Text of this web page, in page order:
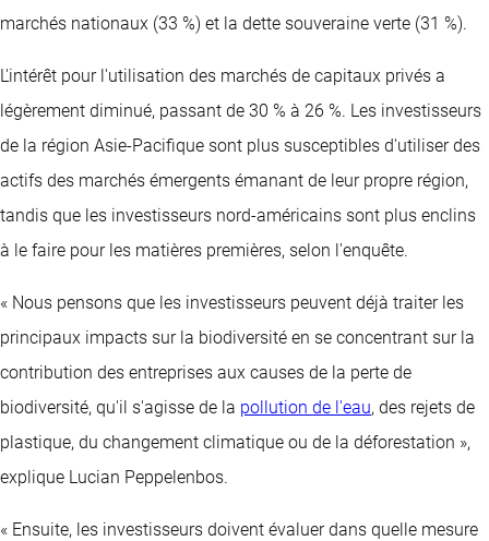
marchés nationaux (33 %) et la dette souveraine verte (31 %).
L'intérêt pour l'utilisation des marchés de capitaux privés a
légèrement diminué, passant de 30 % à 26 %. Les investisseurs
de la région Asie-Pacifique sont plus susceptibles d'utiliser des
actifs des marchés émergents émanant de leur propre région,
tandis que les investisseurs nord-américains sont plus enclins
à le faire pour les matières premières, selon l'enquête.
« Nous pensons que les investisseurs peuvent déjà traiter les
principaux impacts sur la biodiversité en se concentrant sur la
contribution des entreprises aux causes de la perte de
biodiversité, qu'il s'agisse de la pollution de l'eau, des rejets de
plastique, du changement climatique ou de la déforestation »,
explique Lucian Peppelenbos.
« Ensuite, les investisseurs doivent évaluer dans quelle mesure